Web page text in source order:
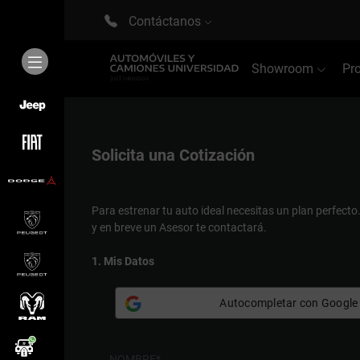
Contáctanos
Showroom
Solicita una Cotización
Para estrenar tu auto ideal necesitas un plan perfecto.
y en breve un Asesor te contactará.
1. Mis Datos
Autocompletar con Google